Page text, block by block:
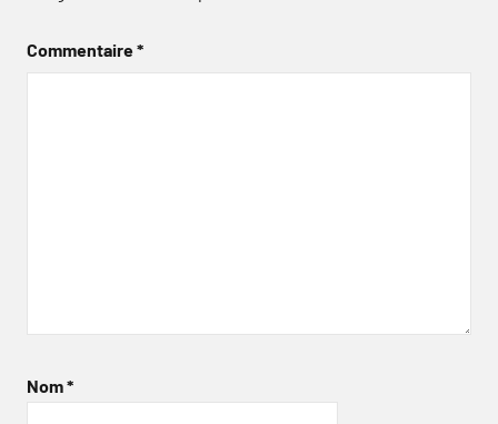
Commentaire*
Nom*